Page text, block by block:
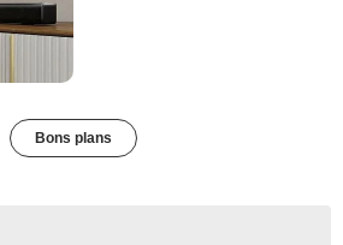
Bons plans